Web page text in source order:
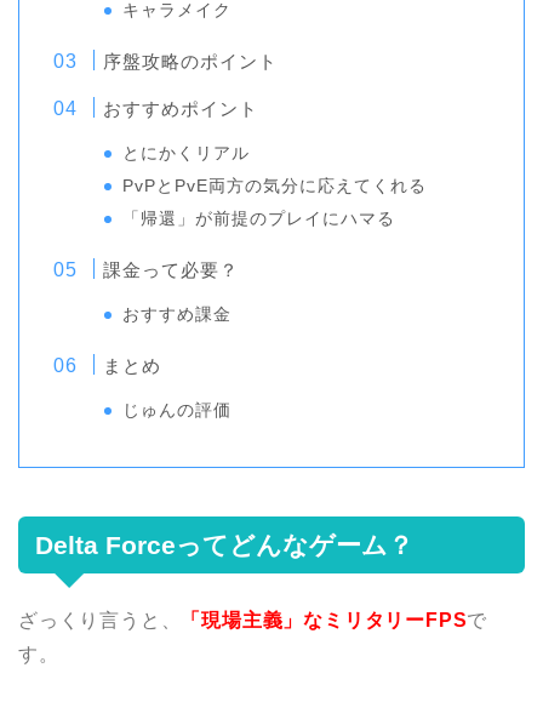
キャラメイク
序盤攻略のポイント
おすすめポイント
とにかくリアル
PvPとPvE両方の気分に応えてくれる
「帰還」が前提のプレイにハマる
課金って必要？
おすすめ課金
まとめ
じゅんの評価
Delta Forceってどんなゲーム？
ざっくり言うと、 「現場主義」なミリタリーFPSで
す。